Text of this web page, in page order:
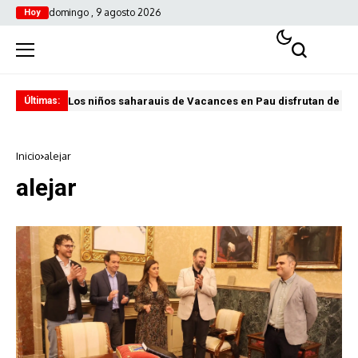
Hoy domingo , 9 agosto 2026
Últimas: Los niños saharauis de Vacances en Pau disfrutan de
Inicio alejar
alejar